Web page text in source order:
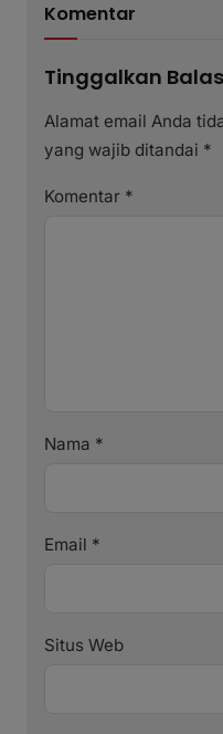
Komentar
Tinggalkan
Alamat email Anda
yang wajib ditandai *
Komentar *
Nama *
Email *
Situs Web